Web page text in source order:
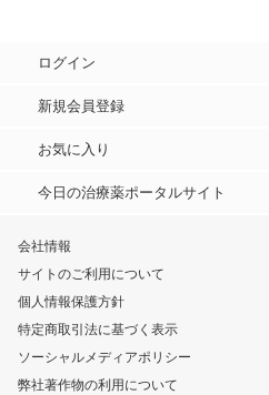
ログイン
新規会員登録
お気に入り
今日の治療薬ポータルサイト
会社情報
サイトのご利用について
個人情報保護方針
特定商取引法に基づく表示
ソーシャルメディアポリシー
弊社著作物の利用について